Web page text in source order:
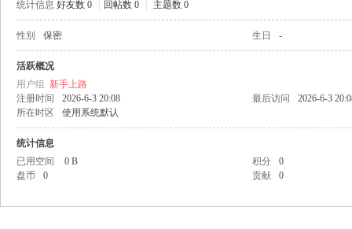
统计信息 好友数 0 回帖数 0 主题数 0
性别 保密 生日 -
活跃概况
用户组 新手上路
注册时间
2026-6-3 20:08 最后访问
2026-6-3
所在时区
使用系统默认
统计信息
已用空间
0 B 积分
0
盘币
0 贡献 0